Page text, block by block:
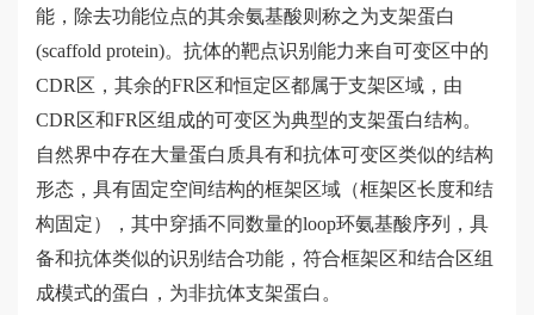
纳
米
抗
体
发
现
源
品
抗
标
签
纳
米
抗
体
产
尔
文
化
联
系
方
式
研
发
技
术
分
享
更
多
视
能，除去功能位点的其余氨基酸则称之为支架蛋白
(scaffold protein)。抗体的靶点识别能力来自可变区中的
CDR区，其余的FR区和恒定区都属于支架区域，由
CDR区和FR区组成的可变区为典型的支架蛋白结构。
自然界中存在大量蛋白质具有和抗体可变区类似的结构
形态， 具有固定空间结构的框架区域（框架区长度和结
构固定），其中穿插不同数量的loop环氨基酸序列， 具
备和抗体类似的识别结合功能，符合框架区和结合区组
成模式的蛋白，为非抗体支架蛋白。